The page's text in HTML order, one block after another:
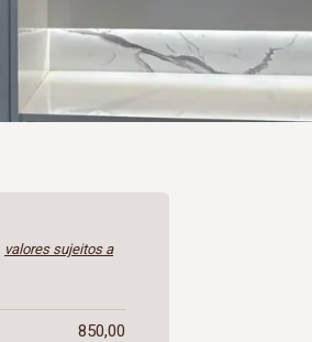
valores sujeitos a
850,00